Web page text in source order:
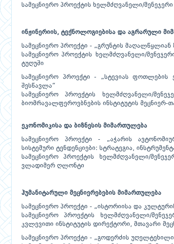
სამეცნიერო პროექტის ხელმძღვანელი/
ინჟინერიის, ტექნოლოგიებისა და აგრარული
სამეცნიერო პროექტი - „გრუნტის მაღალწყლიან
სამეცნიერო პროექტის ხელმძღვანელი/
ტუღუში
სამეცნიერო პროექტი - „სტევიას ფოთლების
შესწავლა“
სამეცნიერო პროექტის ხელმძღვანელი/
ბიომრავალფეროვბნების ინსტიტუტის მეცნიერ-
ეკონომიკისა და ბიზნესის მიმართულება
სამეცნიერო პროექტი - „აჭარის
სისტემური ტენდენციები: სტრატეგია,
სამეცნიერო პროექტის ხელმძღვანელი/
ვლადიმერ ღლონტი
ჰუმანიტარული მეცნიერებების მიმართულება
სამეცნიერო პროექტი - „ისტორიისა და
სამეცნიერო პროექტის ხელმძღვანელი/
კვლევითი ინსტიტუტის დირექტორი, მთავარი
სამეცნიერო პროექტი - „გოდერძის